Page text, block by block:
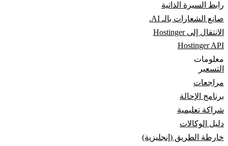
رابط السيرة الذاتية
صانع الشعارات بالـ AI.
الانتقال إلى Hostinger
Hostinger API
معلومات
التسعير
مراجعات
برنامج الإحالة
شراكة تعليمية
دليل الوكالات
خارطة الطريق (إنجليزية)